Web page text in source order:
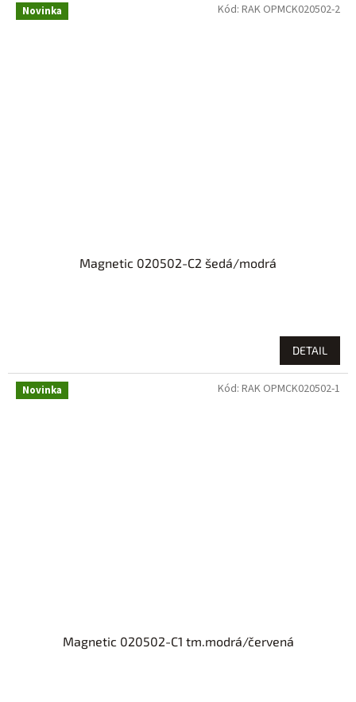
Novinka
Magnetic 020502-C2 šedá/modrá
DETAIL
Kód: RAK OPMCK020502-2
Novinka
Magnetic 020502-C1 tm.modrá/červená
Kód: RAK OPMCK020502-1